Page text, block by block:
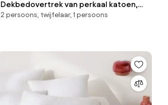
Dekbedovertrek van perkaal katoen,
80 draden, Scenario
2 persoons, twijfelaar, 1 persoons